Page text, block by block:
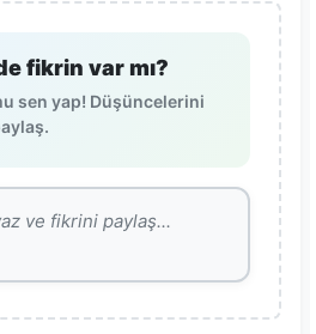
fikrin var mı?
sen yap! Düşüncelerini